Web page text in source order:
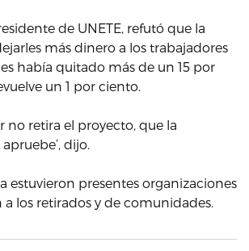
de UNETE, refutó que la
más dinero a los trabajadores
había quitado más de un 15 por
un 1 por ciento.
no retira el proyecto, que la
dijo.
estuvieron presentes organizaciones
los retirados y de comunidades.